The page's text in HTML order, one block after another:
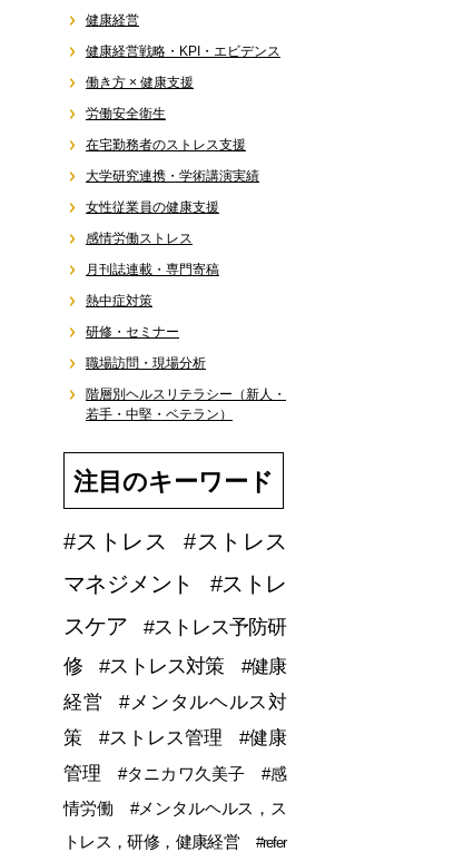
健康経営
健康経営戦略・KPI・エビデンス
働き方 × 健康支援
労働安全衛生
在宅勤務者のストレス支援
大学研究連携・学術講演実績
女性従業員の健康支援
感情労働ストレス
月刊誌連載・専門寄稿
熱中症対策
研修・セミナー
職場訪問・現場分析
階層別ヘルスリテラシー（新人・
若手・中堅・ベテラン）
注目のキーワード
#ストレス
#ストレス
マネジメント
#ストレ
スケア
#ストレス予防研
修
#ストレス対策
#健康
経営
#メンタルヘルス対
策
#ストレス管理
#健康
管理
#タニカワ久美子
#感
情労働
#メンタルヘルス，ス
トレス，研修，健康経営
#refer